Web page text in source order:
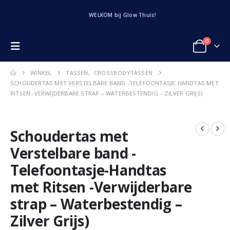
WELKOM bij Glow Thuis!
0
WINKEL TASSEN,
CROSSBODYTASSEN
SCHOUDERTAS MET VERSTELBARE BAND -TELEFOONTASJE-HANDTAS MET
RITSEN -VERWIJDERBARE STRAP – WATERBESTENDIG – ZILVER GRIJS)
Schoudertas met
Verstelbare band -
Telefoontasje-Handtas
met Ritsen -Verwijderbare
strap – Waterbestendig –
Zilver Grijs)